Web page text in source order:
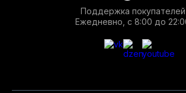
Поддержка покупателей
Ежедневно, с 8:00 до